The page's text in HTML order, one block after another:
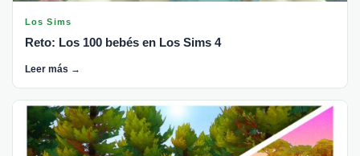
Los Sims
Reto: Los 100 bebés en Los Sims 4
Leer más →